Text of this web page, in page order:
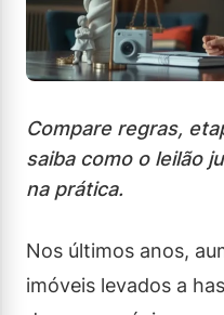
Compare regras,
saiba como o leilão
na prática.
Nos últimos anos,
imóveis levados a